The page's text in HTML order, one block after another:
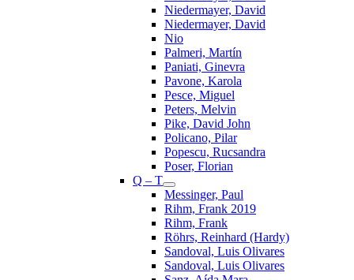
Niedermayer, David
Niedermayer, David
Nio
Palmeri, Martín
Paniati, Ginevra
Pavone, Karola
Pesce, Miguel
Peters, Melvin
Pike, David John
Policano, Pilar
Popescu, Rucsandra
Poser, Florian
Q – T
Messinger, Paul
Rihm, Frank 2019
Rihm, Frank
Röhrs, Reinhard (Hardy)
Sandoval, Luis Olivares
Sandoval, Luis Olivares